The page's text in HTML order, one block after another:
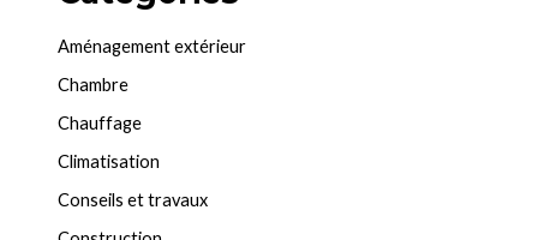
Aménagement extérieur
Chambre
Chauffage
Climatisation
Conseils et travaux